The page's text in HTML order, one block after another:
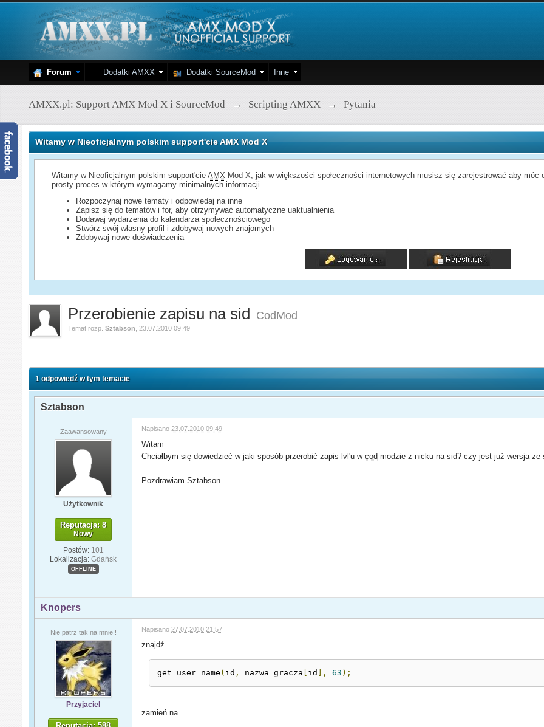
Forum Dodatki AMXX Dodatki SourceMod Inne
AMXX.pl: Support AMX Mod X i SourceMod → Scripting AMXX → Pytania
Witamy w Nieoficjalnym polskim support'cie AMX Mod X
Witamy w Nieoficjalnym polskim support'cieAMX Mod X, jak w większości społeczności internetowych musisz się zarejestrować aby
prosty proces w którym wymagamy minimalnych informacji.
Rozpoczynaj nowe tematy i odpowiedaj na inne
Zapisz się do tematów i for, aby otrzymywać automatyczne uaktualnienia
Dodawaj wydarzenia do kalendarza społecznościowego
Stwórz swój własny profil i zdobywaj nowych znajomych
Zdobywaj nowe doświadczenia
Przerobienie zapisu na sid CodMod
Temat rozp.Sztabson 23.07.2010 09:49
1 odpowiedź w tym temacie
Sztabson
Zaawansowany
Użytkownik
Reputacja: 8
Nowy
Postów: 101
Lokalizacja: Gdańsk
OFFLINE
Napisano 23.07.2010 09:49
Witam
Chciałbym się dowiedzieć w jaki sposób przerobić zapis lvl'u wcod modzie z nicku na sid? czy jest już wersja ze
Pozdrawiam Sztabson
Knopers
Nie patrz tak na mnie !
Przyjaciel
Napisano 27.07.2010 21:57
znajdź
get_user_name ( id , nazwa_gracza [ id ], 63 );
zamień na